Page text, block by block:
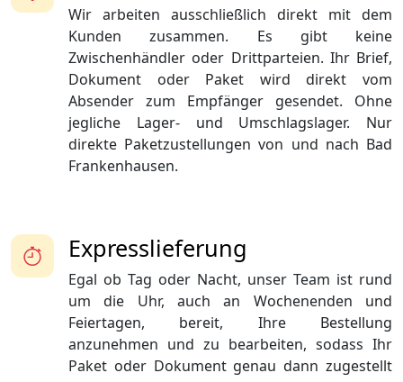
Wir arbeiten ausschließlich direkt mit dem
Kunden zusammen. Es gibt keine
Zwischenhändler oder Drittparteien. Ihr Brief,
Dokument oder Paket wird direkt vom
Absender zum Empfänger gesendet. Ohne
jegliche Lager- und Umschlagslager. Nur
direkte Paketzustellungen von und nach Bad
Frankenhausen.
Expresslieferung
Egal ob Tag oder Nacht, unser Team ist rund
um die Uhr, auch an Wochenenden und
Feiertagen, bereit, Ihre Bestellung
anzunehmen und zu bearbeiten, sodass Ihr
Paket oder Dokument genau dann zugestellt